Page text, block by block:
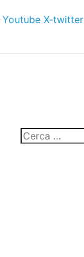
Youtube X-twitter